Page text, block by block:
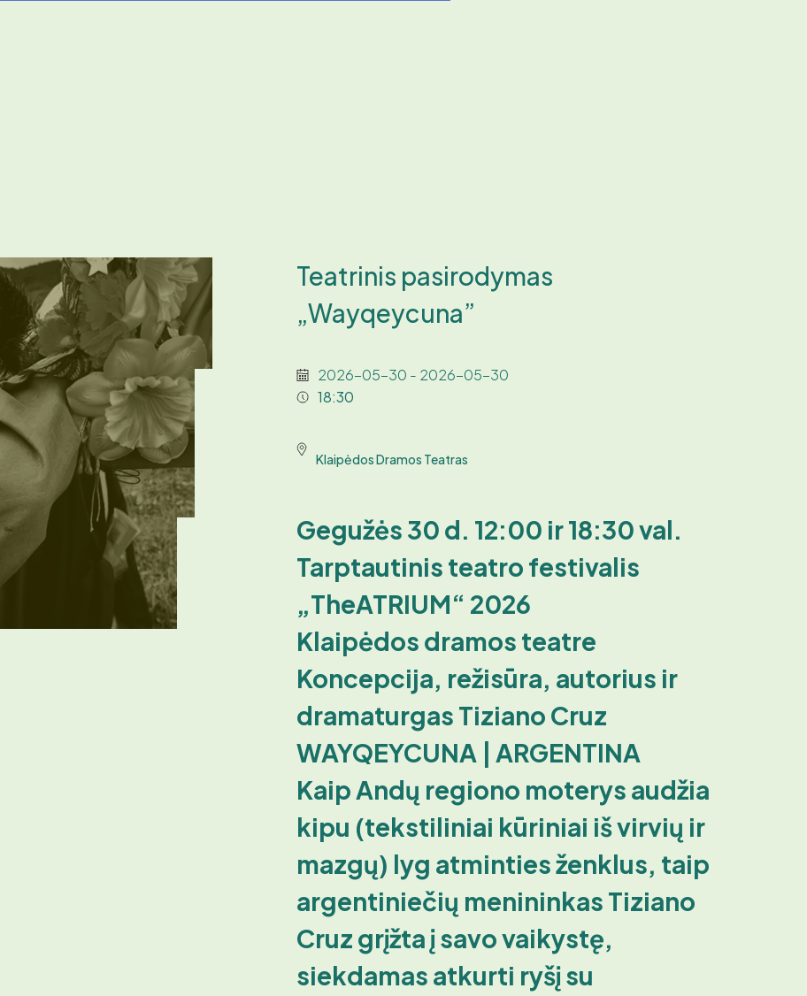
Teatrinis pasirodymas
„Wayqeycuna”
2026-05-30 - 2026-05-30
18:30
Klaipėdos Dramos Teatras
Gegužės 30 d. 12:00 ir 18:30 val.
Tarptautinis teatro festivalis
„TheATRIUM“ 2026
Klaipėdos dramos teatre
Koncepcija, režisūra, autorius ir
dramaturgas Tiziano Cruz
WAYQEYCUNA | ARGENTINA
Kaip Andų regiono moterys audžia
kipu (tekstiliniai kūriniai iš virvių ir
mazgų) lyg atminties ženklus, taip
argentiniečių menininkas Tiziano
Cruz grįžta į savo vaikystę,
siekdamas atkurti ryšį su